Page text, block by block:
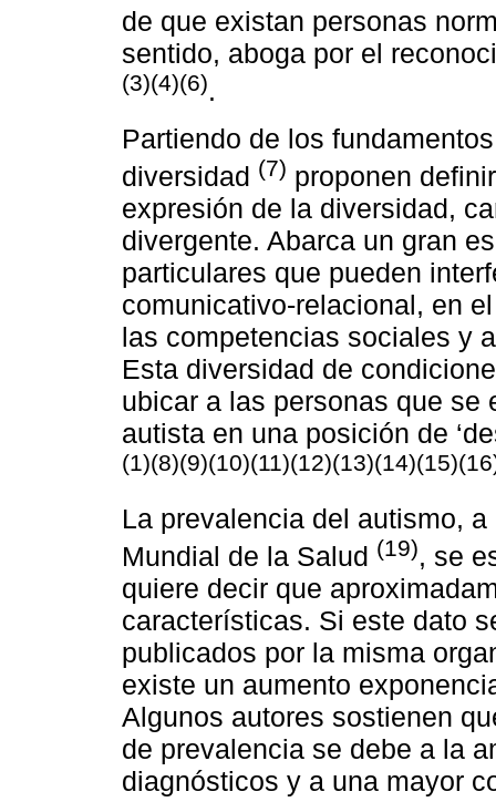
de que existan personas
sentido, aboga por el
(3)(4)(6).
Partiendo de los
diversidad (7) proponen
expresión de la diversidad,
divergente. Abarca un gran
particulares que pueden
comunicativo-relacional, en
las competencias sociales y
Esta diversidad de
ubicar a las personas que se
autista en una posición de
La prevalencia del autismo,
Mundial de la Salud (19), se
quiere decir que
características. Si este dato
publicados por la misma
existe un aumento
Algunos autores sostienen
de prevalencia se debe a la
diagnósticos y a una mayor